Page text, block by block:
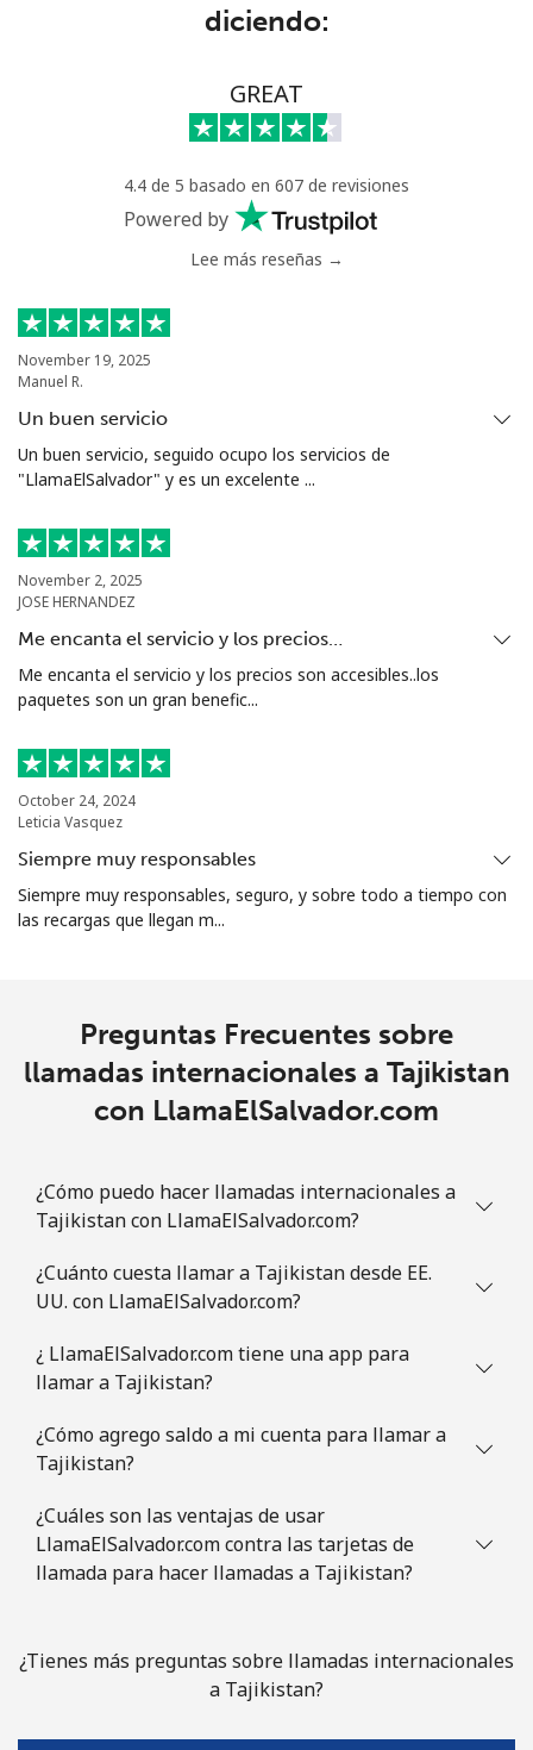
Trinidad And Tobago
126 min por ⁦$10⁩
44 min por ⁦$10⁩
⁦104.5¢⁩ 9 min por ⁦$10⁩
Celular ⁦103.9¢⁩
Línea fija ⁦4.9¢⁩ 204 min por ⁦$10⁩
Turkmenistan
Línea fija ⁦29.5¢⁩ 33 min por ⁦$10⁩
Celular ⁦34.5¢⁩
Turks And Caicos Islands
Línea fija
Tuvalu
country
diciendo:
GREAT
4.4 de 5 basado en 607 de revisiones
Powered by
Lee más reseñas →
November 19, 2025
Manuel R.
Un buen servicio
Un buen servicio, seguido ocupo los servicios de
"LlamaElSalvador" y es un excelente ...
November 2, 2025
JOSE HERNANDEZ
Me encanta el servicio y los precios…
Me encanta el servicio y los precios son accesibles..los
paquetes son un gran benefic...
October 24, 2024
Leticia Vasquez
Siempre muy responsables
Siempre muy responsables, seguro, y sobre todo a tiempo con
las recargas que llegan m...
Preguntas Frecuentes sobre
llamadas internacionales a Tajikistan
con LlamaElSalvador.com
¿Cómo puedo hacer llamadas internacionales a
Tajikistan con LlamaElSalvador.com?
¿Cuánto cuesta llamar a Tajikistan desde EE.
UU. con LlamaElSalvador.com?
¿ LlamaElSalvador.com tiene una app para
llamar a Tajikistan?
¿Cómo agrego saldo a mi cuenta para llamar a
Tajikistan?
¿Cuáles son las ventajas de usar
LlamaElSalvador.com contra las tarjetas de
llamada para hacer llamadas a Tajikistan?
¿Tienes más preguntas sobre llamadas internacionales
a Tajikistan?